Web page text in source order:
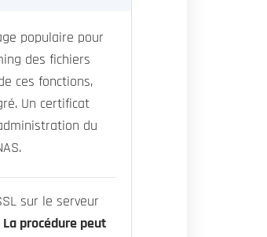
populaire pour
des fichiers
ces fonctions,
Un certificat
du
sur le serveur
La procédure peut